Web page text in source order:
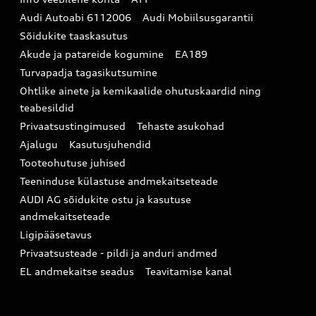
Garantiitingimused
Infopäring
Audi uudised
myAudi
Uudiskiri
Audi Autoabi 6112006
Audi Mobiilsusgarantii
Sõidukite taaskasutus
Akude ja patareide kogumine
EA189
Turvapadja tagasikutsumine
Ohtlike ainete ja kemikaalide ohutuskaardid ning
teabesildid
Privaatsustingimused
Tehaste asukohad
Ajalugu
Kasutusjuhendid
Tooteohutuse juhised
Teeninduse külastuse andmekaitseteade
AUDI AG sõidukite ostu ja kasutuse
andmekaitseteade
Ligipääsetavus
Privaatsusteade - pildi ja anduri andmed
EL andmekaitse seadus
Teavitamise kanal